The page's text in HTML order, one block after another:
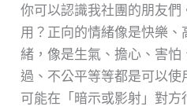
你可以認識我社團的朋友
用？正向的情緒像是快樂
緒，像是生氣、擔心、害
過、不公平等等都是可以
可能在「暗示或影射」對